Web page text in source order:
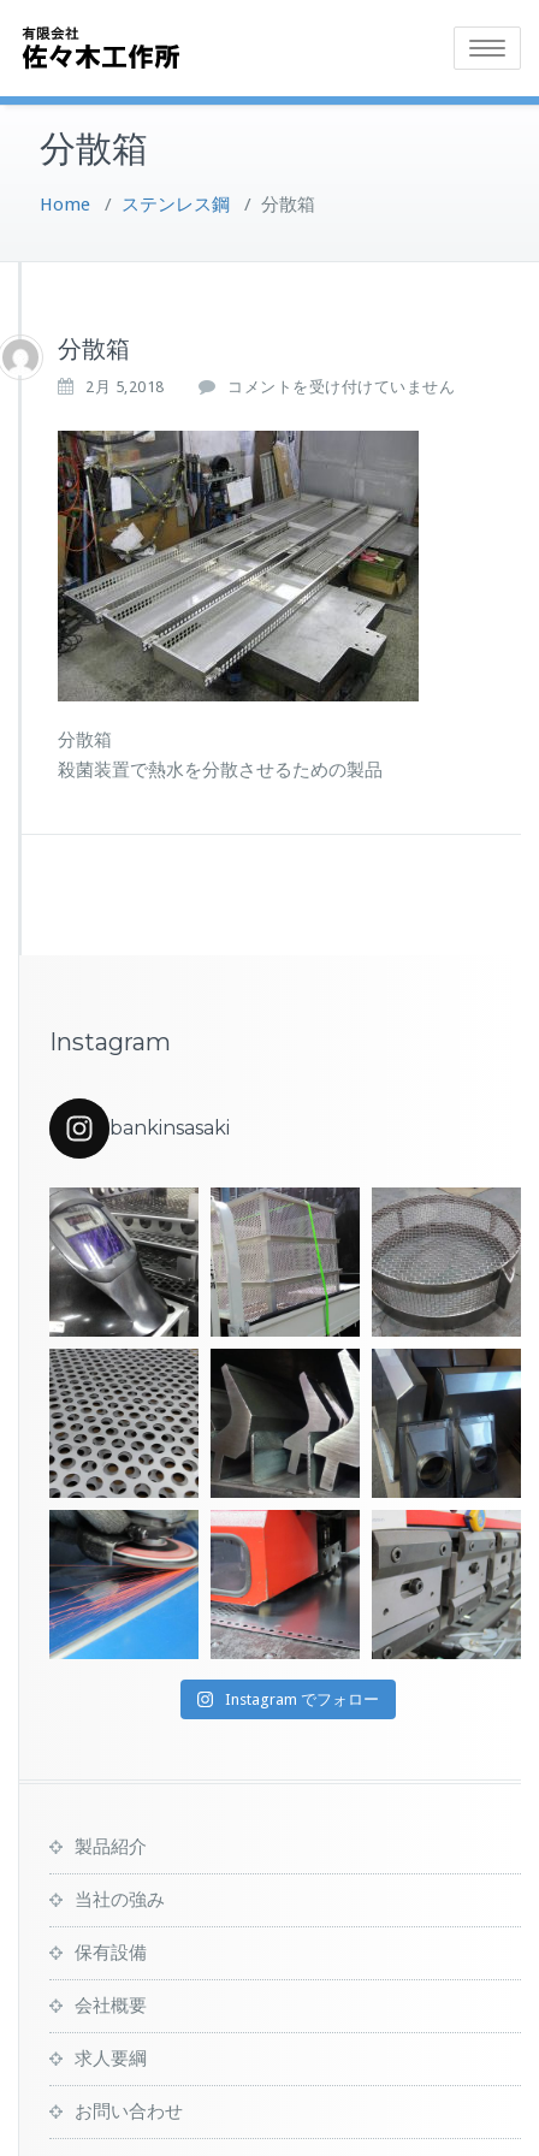
Toggle
分散箱
Home / ステンレス鋼 / 分散箱
分散箱
2月 5,2018
分
箱
は
コメントを受け付けていません
分散箱
殺菌装置で熱水を分散させるための製品
Instagram
bankinsasaki
Instagram でフォロー
製品紹介
当社の強み
保有設備
会社概要
求人要綱
お問い合わせ